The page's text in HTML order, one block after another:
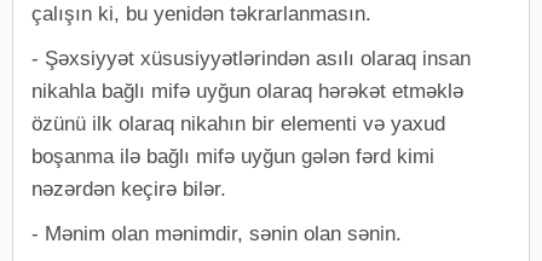
çalışın ki, bu yenidən təkrarlanmasın.
-​ Şəxsiyyət xüsusiyyətlərindən asılı olaraq insan
nikahla bağlı mifə uyğun olaraq hərəkət etməklə
özünü ilk olaraq nikahın bir elementi və yaxud
boşanma ilə bağlı mifə uyğun gələn fərd kimi
nəzərdən keçirə bilər.
-​ Mənim olan mənimdir, sənin olan sənin.